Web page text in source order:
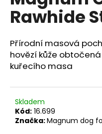
0,0
hvězdiček.
Rawhide
Přírodní masová
hovězí kůže
kuřecího masa
Skladem
Kód: 16.699
Značka:Magnum dog
a
j
í
t
?